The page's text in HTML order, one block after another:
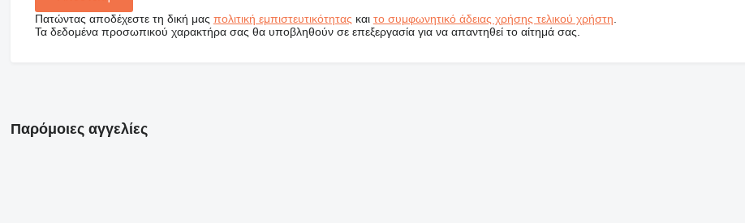
Πατώντας αποδέχεστε τη δική μας πολιτική εμπιστευτικότητας και το συμφωνητικό άδειας χρήσης τελικού χρήστη.
Τα δεδομένα προσωπικού χαρακτήρα σας θα υποβληθούν σε επεξεργασία για να απαντηθεί το αίτημά σας.
Παρόμοιες αγγελίες